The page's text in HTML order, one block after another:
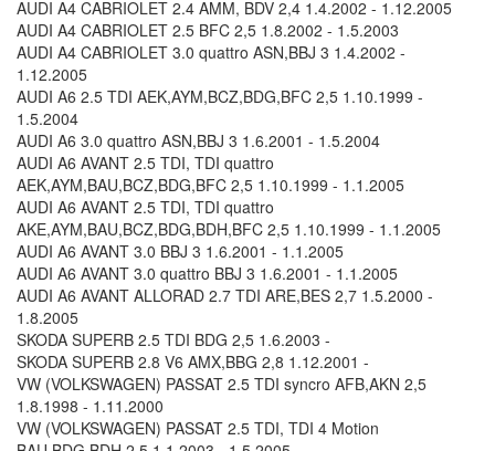
AUDI A4 CABRIOLET 2.4 AMM, BDV 2,4 1.4.2002 - 1.12.2005
AUDI A4 CABRIOLET 2.5 BFC 2,5 1.8.2002 - 1.5.2003
AUDI A4 CABRIOLET 3.0 quattro ASN,BBJ 3 1.4.2002 -
1.12.2005
AUDI A6 2.5 TDI AEK,AYM,BCZ,BDG,BFC 2,5 1.10.1999 -
1.5.2004
AUDI A6 3.0 quattro ASN,BBJ 3 1.6.2001 - 1.5.2004
AUDI A6 AVANT 2.5 TDI, TDI quattro
AEK,AYM,BAU,BCZ,BDG,BFC 2,5 1.10.1999 - 1.1.2005
AUDI A6 AVANT 2.5 TDI, TDI quattro
AKE,AYM,BAU,BCZ,BDG,BDH,BFC 2,5 1.10.1999 - 1.1.2005
AUDI A6 AVANT 3.0 BBJ 3 1.6.2001 - 1.1.2005
AUDI A6 AVANT 3.0 quattro BBJ 3 1.6.2001 - 1.1.2005
AUDI A6 AVANT ALLORAD 2.7 TDI ARE,BES 2,7 1.5.2000 -
1.8.2005
SKODA SUPERB 2.5 TDI BDG 2,5 1.6.2003 -
SKODA SUPERB 2.8 V6 AMX,BBG 2,8 1.12.2001 -
VW (VOLKSWAGEN) PASSAT 2.5 TDI syncro AFB,AKN 2,5
1.8.1998 - 1.11.2000
VW (VOLKSWAGEN) PASSAT 2.5 TDI, TDI 4 Motion